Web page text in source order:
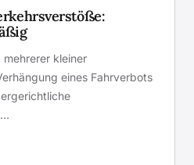
mehrerer kleiner
eines Fahrverbots